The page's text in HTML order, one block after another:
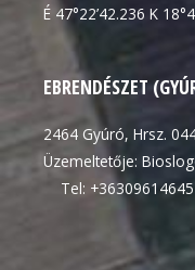
É 47°22’42.236 K
EBRENDÉSZET
2464 Gyúró, Hrsz.
Üzemeltetője:
Tel: +36309614645